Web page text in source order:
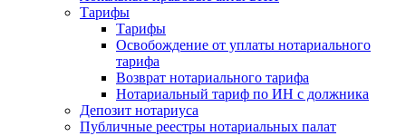
Тарифы
Тарифы
Освобождение от уплаты нотариального
тарифа
Возврат нотариального тарифа
Нотариальный тариф по ИН с должника
Депозит нотариуса
Публичные реестры нотариальных палат